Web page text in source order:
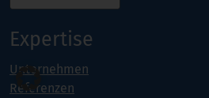
Expertise
Unternehmen
Referenzen